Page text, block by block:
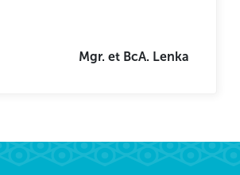
Mgr. et BcA. Lenka